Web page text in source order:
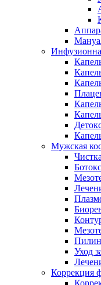
Мужская
Уход
Коррекция